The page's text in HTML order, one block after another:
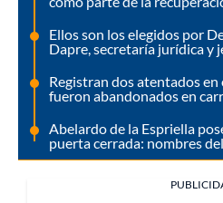
Ellos son los elegidos por
Dapre, secretaría jurídica y
Registran dos atentados
fueron abandonados en
Abelardo de la Espriella
puerta cerrada: nombres